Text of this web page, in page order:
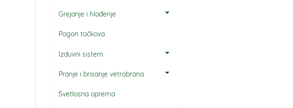
Grejanje i hlađenje
Pogon točkova
Izduvni sistem
Pranje i brisanje vetrobrana
Svetlosna oprema